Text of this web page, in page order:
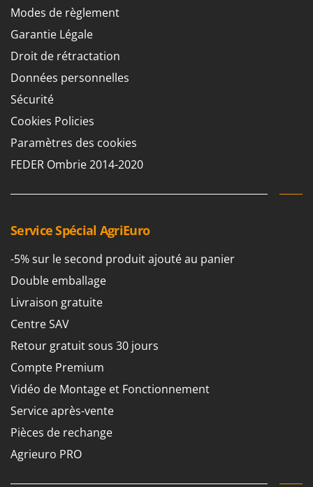
Modes de règlement
Garantie Légale
Droit de rétractation
Données personnelles
Sécurité
Cookies Policies
Paramètres des cookies
FEDER Ombrie 2014-2020
Service Spécial AgriEuro
-5% sur le second produit ajouté au panier
Double emballage
Livraison gratuite
Centre SAV
Retour gratuit sous 30 jours
Compte Premium
Vidéo de Montage et Fonctionnement
Service après-vente
Pièces de rechange
Agrieuro PRO